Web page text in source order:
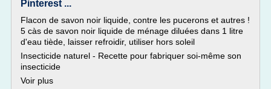
Pinterest ...
Flacon de savon noir liquide, contre les pucerons et autres !
5 càs de savon noir liquide de ménage diluées dans 1 litre
d'eau tiède, laisser refroidir, utiliser hors soleil
Insecticide naturel - Recette pour fabriquer soi-même son
insecticide
Voir plus